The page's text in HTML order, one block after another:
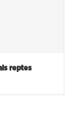
reptes